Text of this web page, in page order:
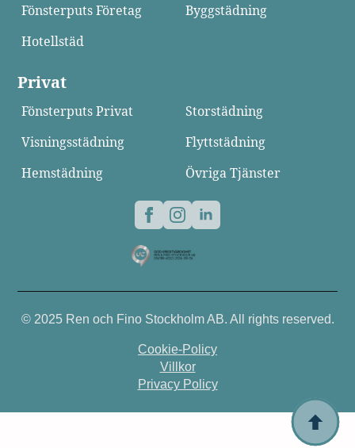
Fönsterputs Företag
Byggstädning
Hotellstäd
Privat
Fönsterputs Privat
Storstädning
Visningsstädning
Flyttstädning
Hemstädning
Övriga Tjänster
© 2025 Ren och Fino Stockholm AB. All rights reserved.
Cookie-Policy
Villkor
Privacy Policy